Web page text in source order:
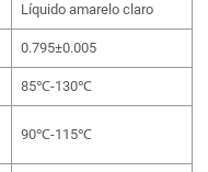
Líquido amarelo claro
0.795±0.005
85℃-130℃
90℃-115℃